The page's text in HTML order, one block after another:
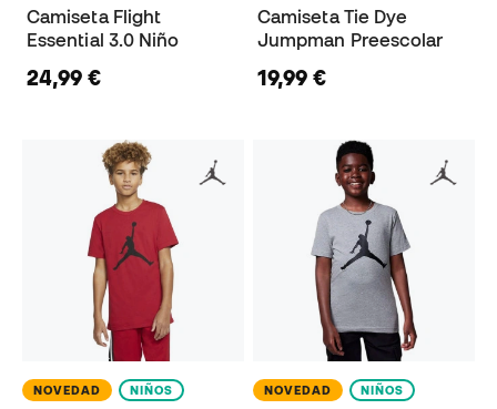
Camiseta Flight
Essential 3.0 Niño
24,99 €
Camiseta Tie Dye
Jumpman Preescolar
19,99 €
NOVEDAD NIÑOS NOVEDAD NIÑOS